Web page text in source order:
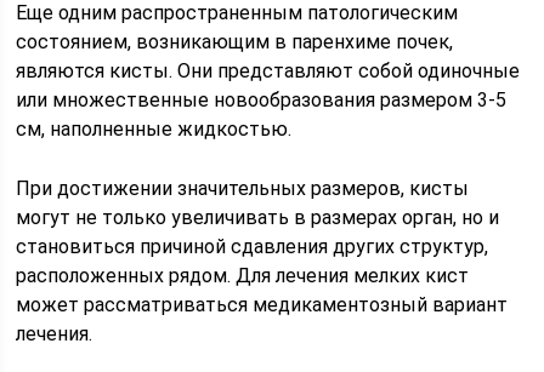
Еще одним распространенным патологическим
состоянием, возникающим в паренхиме почек,
являются кисты. Они представляют собой одиночные
или множественные новообразования размером 3-5
см, наполненные жидкостью.
При достижении значительных размеров, кисты
могут не только увеличивать в размерах орган, но и
становиться причиной сдавления других структур,
расположенных рядом. Для лечения мелких кист
может рассматриваться медикаментозный вариант
лечения.